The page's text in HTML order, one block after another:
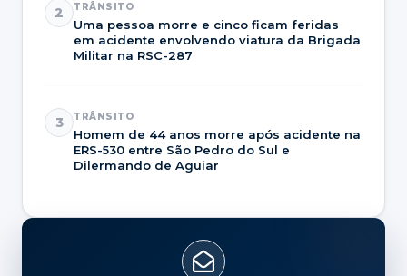
2 TRÂNSITO
Uma pessoa morre e cinco ficam feridas
em acidente envolvendo viatura da Brigada
Militar na RSC-287
3 TRÂNSITO
Homem de 44 anos morre após acidente na
ERS-530 entre São Pedro do Sul e
Dilermando de Aguiar